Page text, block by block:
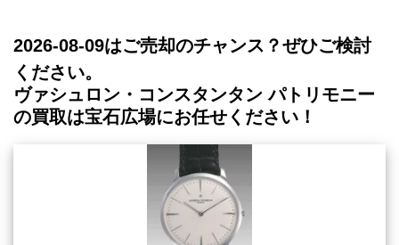
2026-08-09はご売却のチャンス？ぜひご検討
ください。
ヴァシュロン・コンスタンタン パトリモニー
の買取は宝石広場にお任せください！